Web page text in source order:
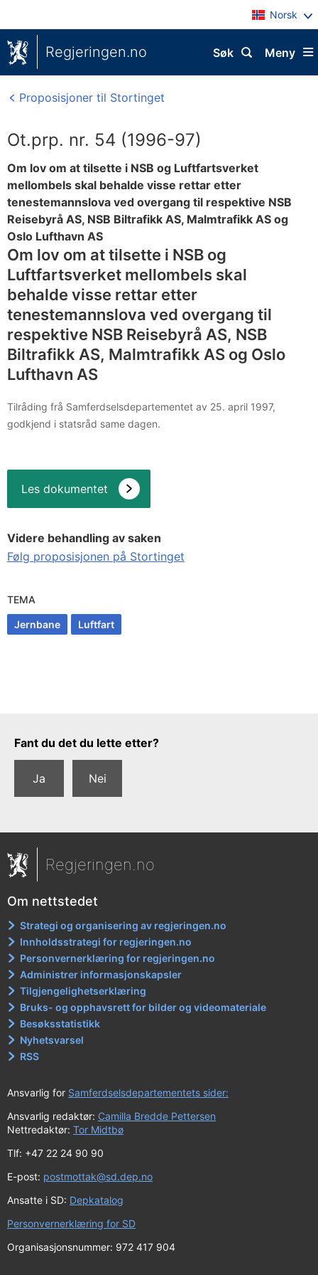
Norsk
Regjeringen.no Meny
Søk
Proposisjoner til Stortinget
Ot.prp. nr. 54 (1996-97)
Om lov om at tilsette i NSB og Luftfartsverket
mellombels skal behalde visse rettar etter
tenestemannslova ved overgang til respektive NSB
Reisebyrå AS, NSB Biltrafikk AS, Malmtrafikk AS og
Oslo Lufthavn AS
Om lov om at tilsette i NSB og
Luftfartsverket mellombels skal
behalde visse rettar etter
tenestemannslova ved overgang til
respektive NSB Reisebyrå AS, NSB
Biltrafikk AS, Malmtrafikk AS og Oslo
Lufthavn AS
Tilråding frå Samferdselsdepartementet av 25. april 1997,
godkjend i statsråd same dagen.
Les dokumentet
Videre behandling av saken
Følg proposisjonen på Stortinget
TEMA
Jernbane Luftfart
Tilbakemeldingsskjema
Fant du det du lette etter?
Ja Nei
Regjeringen.no
Om nettstedet
Strategi og organisering av regjeringen.no
Innholdsstrategi for regjeringen.no
Personvernerklæring for regjeringen.no
Administrer informasjonskapsler
Tilgjengelighetserklæring
Bruks- og opphavsrett for bilder og videomateriale
Besøksstatistikk
Nyhetsvarsel
RSS
Ansvarlig for Samferdselsdepartementets sider:
Ansvarlig redaktør: Camilla Bredde Pettersen
Nettredaktør: Tor Midtbø
Tlf: +47 22 24 90 90
E-post: postmottak@sd.dep.no
Ansatte i SD: Depkatalog
Personvernerklæring for SD
Organisasjonsnummer: 972 417 904